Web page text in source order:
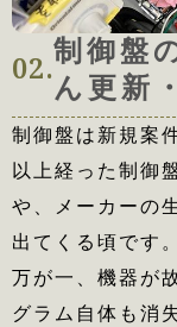
02.
制御盤
ん更新
制御盤は新規案
以上経った制御
や、メーカーの
出てくる頃です。
万が一、機器が
グラム自体も消